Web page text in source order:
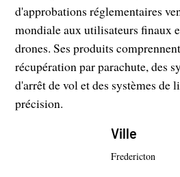
d'approbations réglementaires
mondiale aux utilisateurs finaux
drones. Ses produits
récupération par parachute, des
d'arrêt de vol et des systèmes de
précision.
Ville
Fredericton